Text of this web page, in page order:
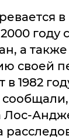
году
а также
своей
в 1982
Лос-